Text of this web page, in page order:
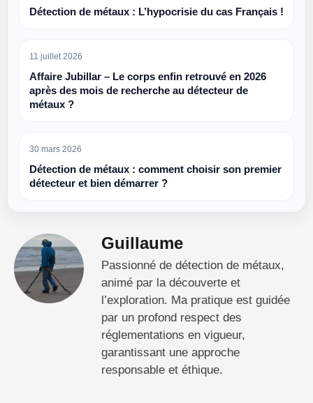
Détection de métaux : L’hypocrisie du cas Français !
11 juillet 2026
Affaire Jubillar – Le corps enfin retrouvé en 2026
après des mois de recherche au détecteur de
métaux ?
30 mars 2026
Détection de métaux : comment choisir son premier
détecteur et bien démarrer ?
Guillaume
Passionné de détection de métaux,
animé par la découverte et
l’exploration. Ma pratique est guidée
par un profond respect des
réglementations en vigueur,
garantissant une approche
responsable et éthique.